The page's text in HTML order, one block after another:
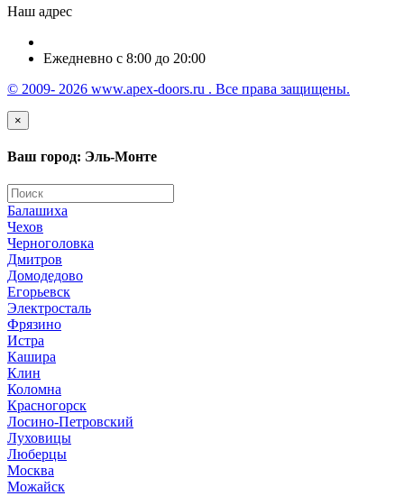
Наш адрес
Ежедневно с 8:00 до 20:00
© 2009- 2026 www.apex-doors.ru . Все права защищены.
×
Ваш город: Эль-Монте
Балашиха
Чехов
Черноголовка
Дмитров
Домодедово
Егорьевск
Электросталь
Фрязино
Истра
Кашира
Клин
Коломна
Красногорск
Лосино-Петровский
Луховицы
Люберцы
Москва
Можайск